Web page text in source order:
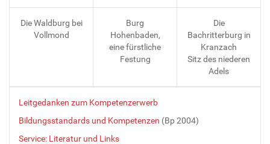
Die Waldburg bei
Vollmond
Burg
Hohenbaden,
eine fürstliche
Festung
Die
Bachritterburg in
Kranzach
Sitz des niederen
Adels
Leitgedanken zum Kompetenzerwerb
Bildungsstandards und Kompetenzen (Bp 2004)
Service: Literatur und Links